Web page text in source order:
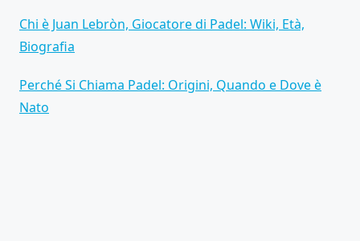
Chi è Juan Lebròn, Giocatore di Padel: Wiki, Età,
Biografia
Perché Si Chiama Padel: Origini, Quando e Dove è
Nato